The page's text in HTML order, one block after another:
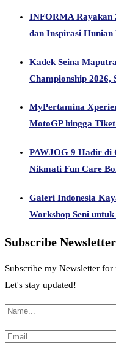
INFORMA Rayakan
dan Inspirasi Hunian
Kadek Seina
Championship 2026,
MyPertamina
MotoGP hingga
PAWJOG 9 Hadir di
Nikmati Fun Care
Galeri Indonesia
Workshop Seni
Subscribe Newsletter
Subscribe my Newsletter
Let's stay updated!